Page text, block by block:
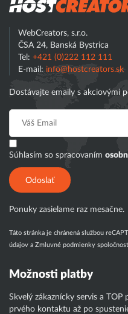
WebCreators, s.r.o.
ČSA 24, Banská Bystrica
Tel: +421 (0)222 112 111
E-mail: info@hostcreators.sk
Dostávajte emaily s akciovými
Súhlasím so spracovaním
Odoslať
Ponuky zasielame raz mesačne.
Táto stránka je chránená službou
údajov a Zmluvné podmienky
Možnosti platby
Skvelý zákaznícky servis a
prvého kontaktu až po